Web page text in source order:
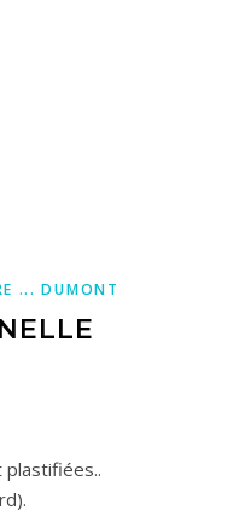
... DUMONT
plastifiées..